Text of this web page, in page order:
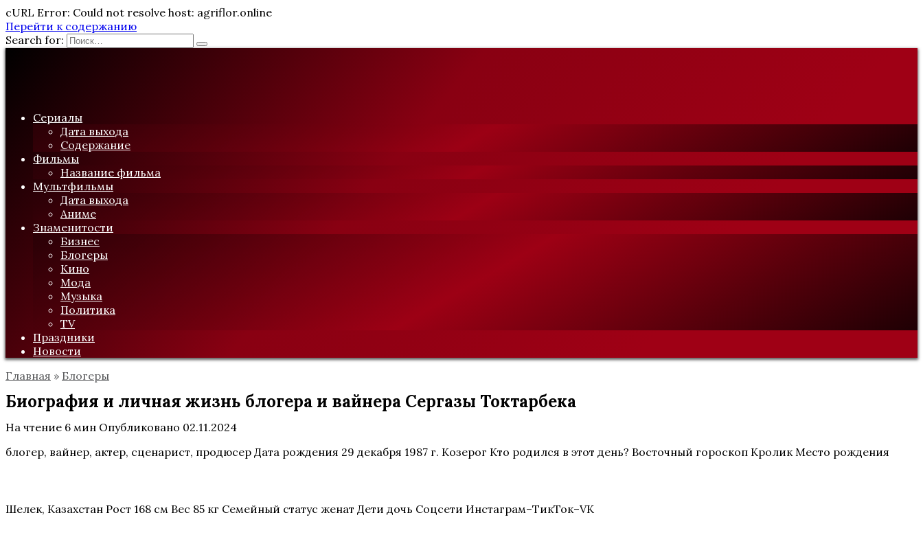
cURL Error: Could not resolve host: agriflor.online
Перейти к содержанию
Search for:
Сериалы
Дата выхода
Содержание
Фильмы
Название фильма
Мультфильмы
Дата выхода
Аниме
Знаменитости
Бизнес
Блогеры
Кино
Мода
Музыка
Политика
TV
Праздники
Новости
Главная » Блогеры
Биография и личная жизнь блогера и вайнера Сергазы Токтарбека
На чтение 6 мин Опубликовано 02.11.2024
блогер, вайнер, актер, сценарист, продюсер Дата рождения 29 декабря 1987 г. Козерог Кто родился в этот день? Восточный гороскоп Кролик Место рождения
Шелек, Казахстан Рост 168 см Вес 85 кг Семейный статус женат Дети дочь Соцсети Инстаграм–ТикТок–VK